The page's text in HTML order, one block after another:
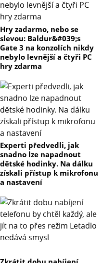
Hry zadarmo, nebo se
slevou: Baldur&#039;s
Gate 3 na konzolích nikdy
nebylo levnější a čtyři PC
hry zdarma
Experti předvedli, jak
snadno lze napadnout
dětské hodinky. Na dálku
získali přístup k mikrofonu
a nastavení